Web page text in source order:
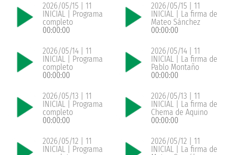
2026/05/15 | 11
INICIAL | Programa
completo
00:00:00
2026/05/15 | 11
INICIAL | La firma de
Mateo Sánchez
00:00:00
2026/05/14 | 11
INICIAL | Programa
completo
00:00:00
2026/05/14 | 11
INICIAL | La firma de
Pablo Montaño
00:00:00
2026/05/13 | 11
INICIAL | Programa
completo
00:00:00
2026/05/13 | 11
INICIAL | La firma de
Chema de Aquino
00:00:00
2026/05/12 | 11
INICIAL | Programa
2026/05/12 | 11
INICIAL | La firma de